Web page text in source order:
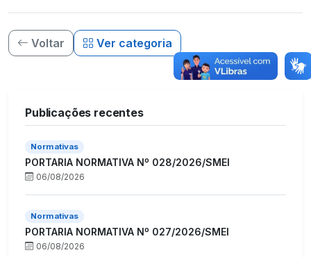
Voltar Ver categoria
Publicações recentes
Normativas
PORTARIA NORMATIVA Nº 028/2026/SMEI
06/08/2026
Normativas
PORTARIA NORMATIVA Nº 027/2026/SMEI
06/08/2026